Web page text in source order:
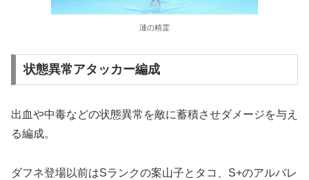
漣の精霊
状態異常アタッカー編成
出血や中毒などの状態異常を敵に蓄積させダメージを与え
る編成。
ダフネ登場以前はSランクの案山子とタコ、S+のアルバレ